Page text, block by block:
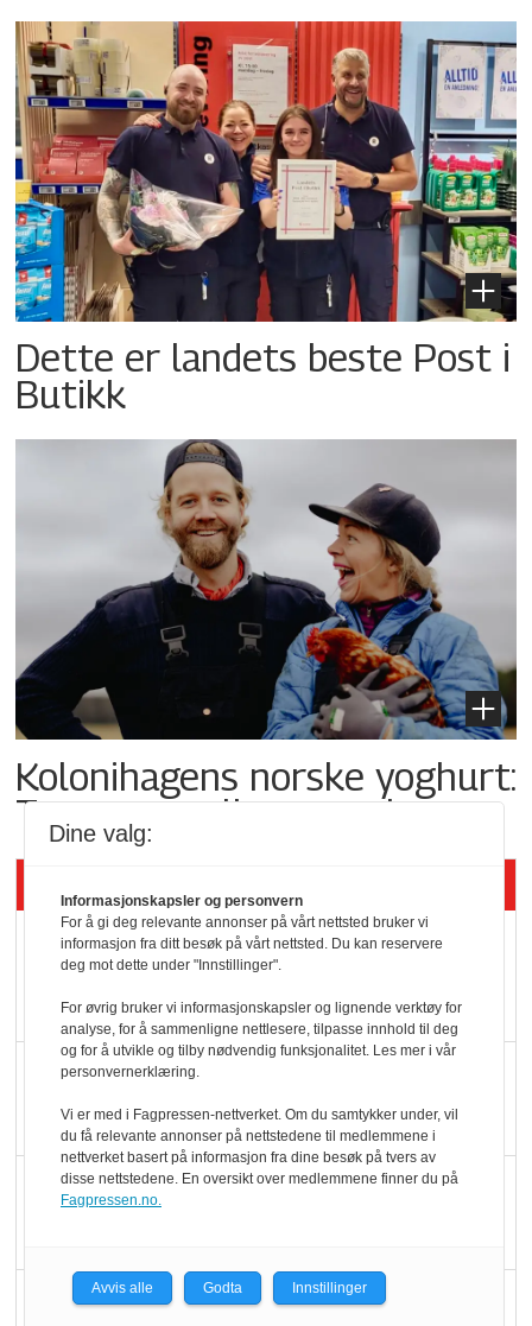
Dette er landets beste Post i
Butikk
Kolonihagens norske yoghurt:
Trues av melkemangel
Mat er viktigere enn
pris når elbilister
velger ladestopp
Ti bensinstasjoner
legger ned hver måned
Potetball, kylling og 98
KBS-bransjen i
Dine valg:
Informasjonskapsler og personvern
For å gi deg relevante annonser på vårt nettsted bruker vi
informasjon fra ditt besøk på vårt nettsted. Du kan reservere
deg mot dette under "Innstillinger".
For øvrig bruker vi informasjonskapsler og lignende verktøy for
analyse, for å sammenligne nettlesere, tilpasse innhold til deg
og for å utvikle og tilby nødvendig funksjonalitet. Les mer i vår
personvernerklæring.
Vi er med i Fagpressen-nettverket. Om du samtykker under, vil
du få relevante annonser på nettstedene til medlemmene i
nettverket basert på informasjon fra dine besøk på tvers av
disse nettstedene. En oversikt over medlemmene finner du på
Fagpressen.no.
Avvis alle Godta Innstillinger